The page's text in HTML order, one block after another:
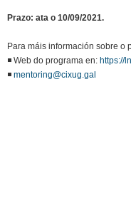
Prazo: ata o 10/09/2021.
Para máis información sobre o
◾ Web do programa en: https://
◾ mentoring@cixug.gal